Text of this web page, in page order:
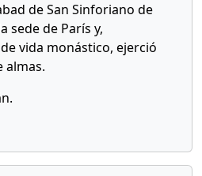
de San Sinforiano de
sede de París y,
vida monástico, ejerció
almas.